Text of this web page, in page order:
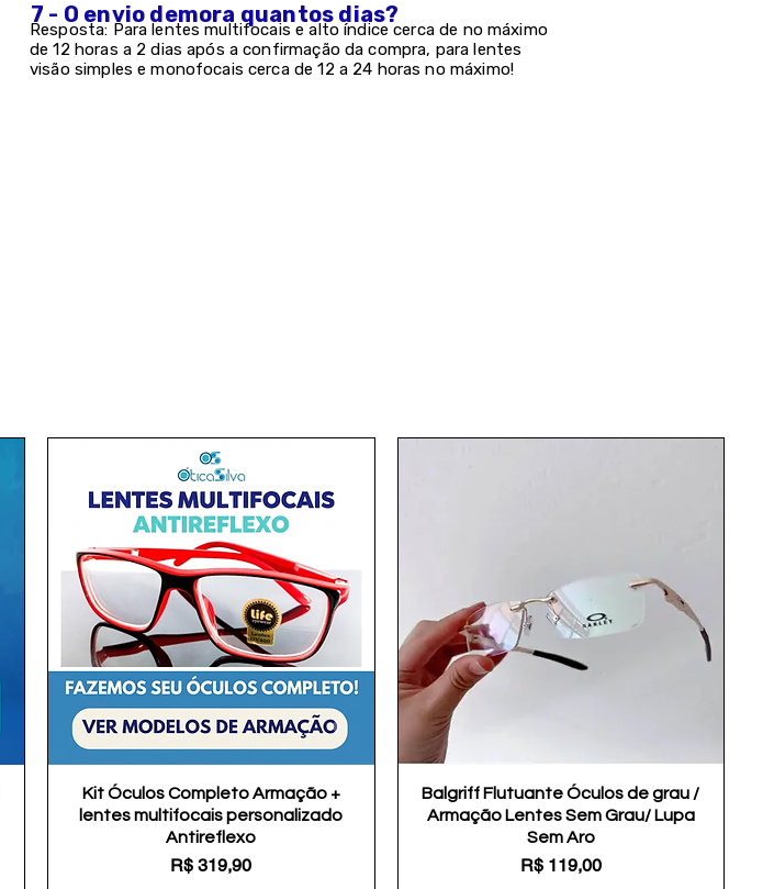
7 - O envio demora quantos dias?
Resposta: Para lentes multifocais e alto índice cerca de no máximo
de 12 horas a 2 dias após a confirmação da compra, para lentes
visão simples e monofocais cerca de 12 a 24 horas no máximo!
Visualização rápida
Kit Óculos Completo Armação +
lentes multifocais personalizado
Antireflexo
Preço
R$ 319,90
Visualização rápida
Balgriff Flutuante Óculos de grau /
Armação Lentes Sem Grau/ Lupa
Sem Aro
Preço
R$ 119,00